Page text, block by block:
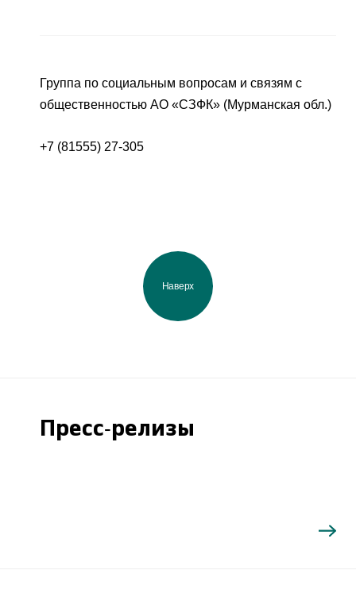
Группа по социальным вопросам и связям с
общественностью АО «СЗФК» (Мурманская обл.)
+7 (81555) 27-305
Наверх
Пресс-релизы